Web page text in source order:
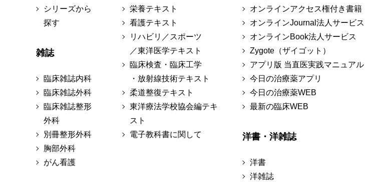
シリーズから
探す
雑誌
臨床雑誌内科
臨床雑誌外科
臨床雑誌整形
外科
別冊整形外科
胸部外科
がん看護
栄養テキスト
看護テキスト
リハビリ／スポーツ
／東洋医学テキスト
臨床検査・臨床工学
・放射線技術テキスト
柔道整復テキスト
東洋療法学校協会編テキ
スト
電子教科書に関して
オンラインアクセス権付き書籍
オンラインJournal法人サービス
オンラインBook法人サービス
Zygote（ザイゴット）
アプリ版 当直医実践マニュアル
今日の治療薬アプリ
今日の治療薬WEB
最新の臨床WEB
洋書・洋雑誌
洋書
洋雑誌